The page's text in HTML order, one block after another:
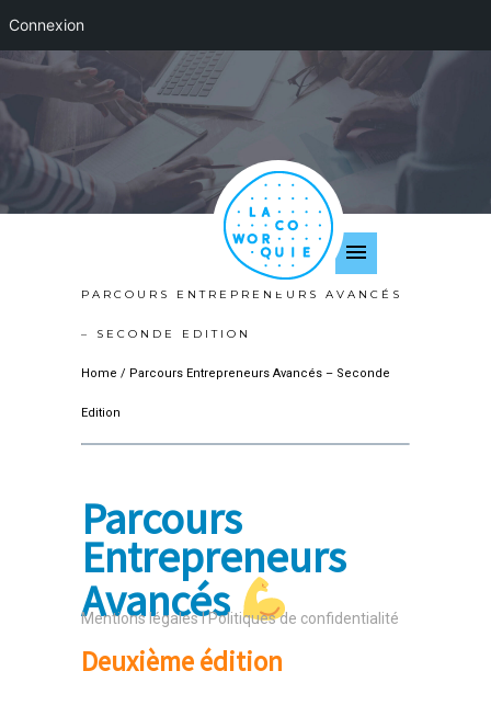
PARCOURS ENTREPRENEURS AVANCÉS
– SECONDE EDITION
Home / Parcours Entrepreneurs Avancés – Seconde
Edition
Parcours
Entrepreneurs
Avancés
Deuxième édition
Mentions légales l Politiques de confidentialité
Connexion